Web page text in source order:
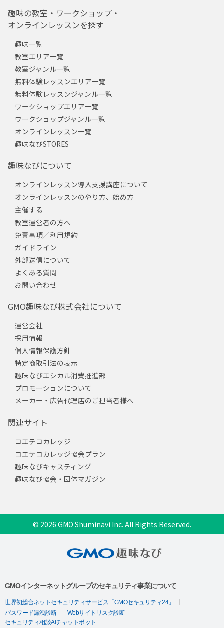
趣味の教室・ワークショップ・
オンラインレッスンを探す
趣味一覧
教室エリア一覧
教室ジャンル一覧
無料体験レッスンエリア一覧
無料体験レッスンジャンル一覧
ワークショップエリア一覧
ワークショップジャンル一覧
オンラインレッスン一覧
趣味なびSTORES
趣味なびについて
オンラインレッスン導入支援講座について
オンラインレッスンのやり方、始め方
主催する
教室運営者の方へ
免責事項／利用規約
ガイドライン
外部送信について
よくある質問
お問い合わせ
GMO趣味なび株式会社について
運営会社
採用情報
個人情報保護方針
特定商取引法の表示
趣味なびエシカル消費推進部
プロモーションについて
メーカー・広告代理店のご担当者様へ
関連サイト
コエテコカレッジ
コエテコカレッジ協会プラン
趣味なびキャスティング
趣味なび協会・団体マガジン
© 2026 GMO Shuminavi Inc. All Rights Reserved.